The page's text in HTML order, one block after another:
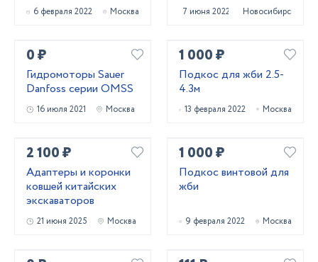
6 февраля 2022 Москва 7 июня 2022 Новосибирск
0 ₽
Гидромоторы Sauer
Danfoss серии OMSS
16 июля 2021 Москва
1 000 ₽
Подкос для жби 2.5-
4.3м
13 февраля 2022 Москва
2 100 ₽
Адаптеры и коронки
ковшей китайских
экскаваторов
21 июня 2025 Москва
1 000 ₽
Подкос винтовой для
жби
9 февраля 2022 Москва